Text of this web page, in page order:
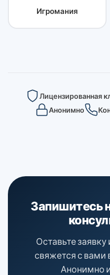
Игромания
Лицензированная
Анонимно
Запишитесь
Оставьте
свяжется с вами
Анонимно